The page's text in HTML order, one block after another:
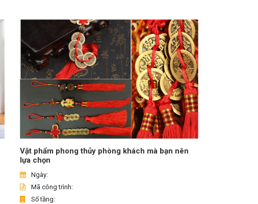
Vật phẩm phong thủy phòng khách mà bạn nên
lựa chọn
Ngày:
Mã công trình:
Số tầng: